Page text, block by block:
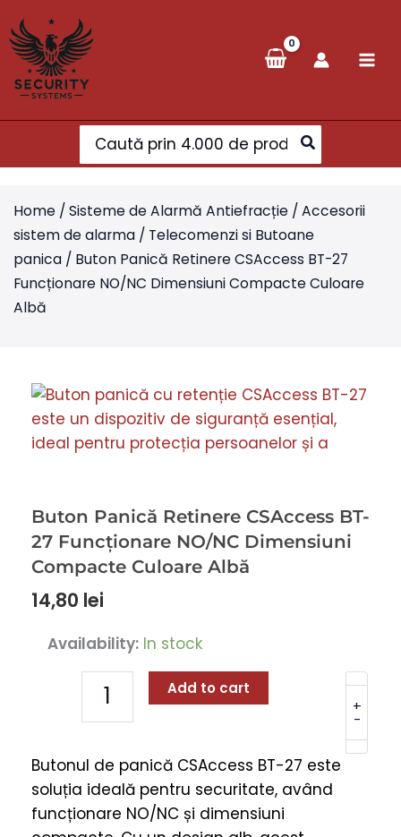
to
content
Search
for:
Home / Sisteme de Alarmă Antiefracție / Accesorii
sistem de alarma / Telecomenzi si Butoane
panica / Buton Panică Retinere CSAccess BT-27
Funcționare NO/NC Dimensiuni Compacte Culoare
Albă
Buton Panică Retinere CSAccess BT-
27 Funcționare NO/NC Dimensiuni
Compacte Culoare Albă
14,80 lei
Availability: In stock
-
Panică
Retinere
CSAccess
Funcționare
NO/NC
Dimensiuni
+
Add to cart
Butonul de panică CSAccess BT-27 este
soluția ideală pentru securitate, având
funcționare NO/NC și dimensiuni